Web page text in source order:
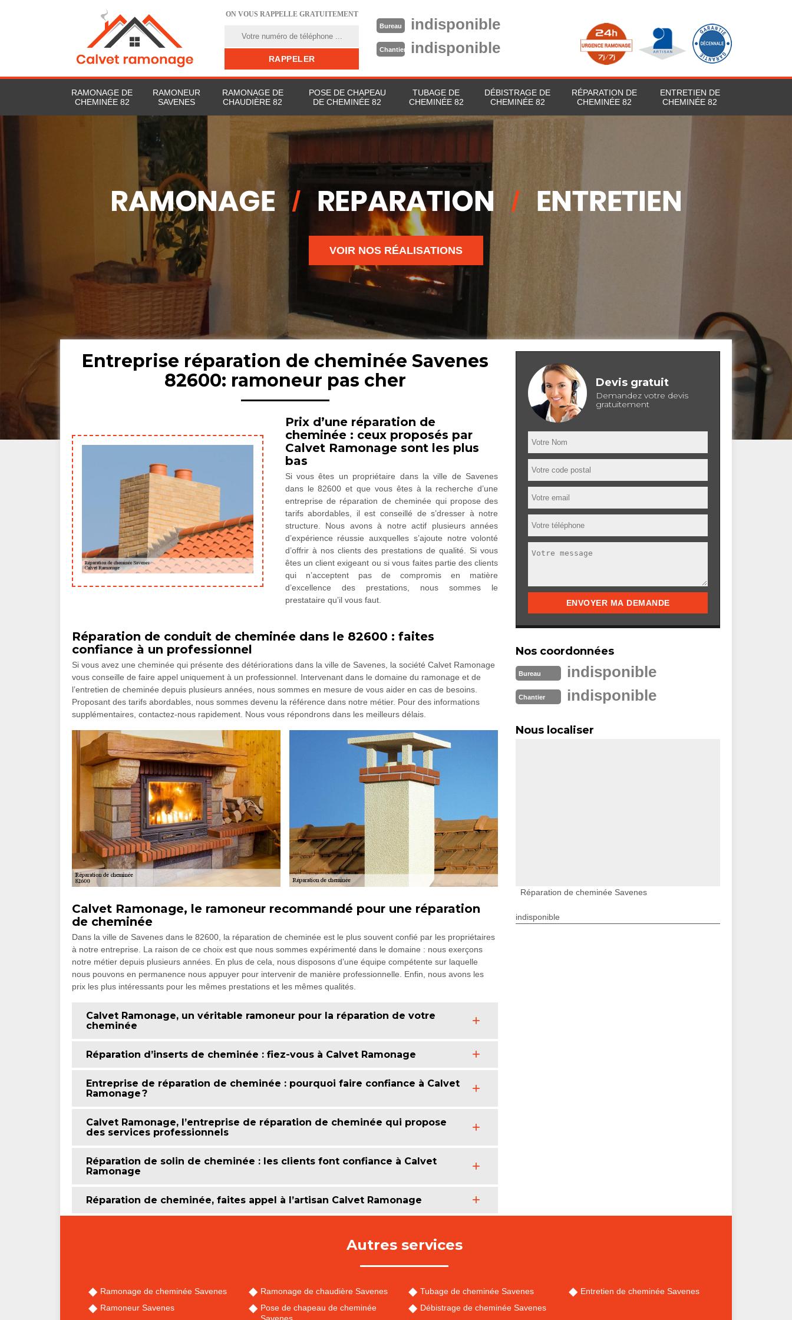
ON VOUS RAPPELLE GRATUITEMENT
Bureau indisponible
Chantier indisponible
RAMONAGE DE
CHEMINÉE 82
RAMONEUR
SAVENES
RAMONAGE DE
CHAUDIÈRE 82
POSE DE CHAPEAU
DE CHEMINÉE 82
TUBAGE DE
CHEMINÉE 82
DÉBISTRAGE DE
CHEMINÉE 82
RÉPARATION DE
CHEMINÉE 82
ENTRETIEN DE
CHEMINÉE 82
VOIR NOS RÉALISATIONS
Entreprise réparation de cheminée Savenes
82600: ramoneur pas cher
Prix d’une réparation de
cheminée : ceux proposés par
Calvet Ramonage sont les plus
bas
Si vous êtes un propriétaire dans la ville de Savenes
dans le 82600 et que vous êtes à la recherche d’une
entreprise de réparation de cheminée qui propose des
tarifs abordables, il est conseillé de s’dresser à notre
structure. Nous avons à notre actif plusieurs années
d’expérience réussie auxquelles s’ajoute notre volonté
d’offrir à nos clients des prestations de qualité. Si vous
êtes un client exigeant ou si vous faites partie des clients
qui n’acceptent pas de compromis en matière
d’excellence des prestations, nous sommes le
prestataire qu’il vous faut.
Réparation de conduit de cheminée dans le 82600 : faites
confiance à un professionnel
Si vous avez une cheminée qui présente des détériorations dans la ville de Savenes, la société Calvet Ramonage
vous conseille de faire appel uniquement à un professionnel. Intervenant dans le domaine du ramonage et de
l’entretien de cheminée depuis plusieurs années, nous sommes en mesure de vous aider en cas de besoins.
Proposant des tarifs abordables, nous sommes devenu la référence dans notre métier. Pour des informations
supplémentaires, contactez-nous rapidement. Nous vous répondrons dans les meilleurs délais.
Calvet Ramonage, le ramoneur recommandé pour une réparation
de cheminée
Dans la ville de Savenes dans le 82600, la réparation de cheminée est le plus souvent confié par les propriétaires
à notre entreprise. La raison de ce choix est que nous sommes expérimenté dans le domaine : nous exerçons
notre métier depuis plusieurs années. En plus de cela, nous disposons d’une équipe compétente sur laquelle
nous pouvons en permanence nous appuyer pour intervenir de manière professionnelle. Enfin, nous avons les
prix les plus intéressants pour les mêmes prestations et les mêmes qualités.
Calvet Ramonage, un véritable ramoneur pour la réparation de votre
cheminée
Réparation d’inserts de cheminée : fiez-vous à Calvet Ramonage
Entreprise de réparation de cheminée : pourquoi faire confiance à Calvet
Ramonage ?
Calvet Ramonage, l’entreprise de réparation de cheminée qui propose
des services professionnels
Réparation de solin de cheminée : les clients font confiance à Calvet
Ramonage
Réparation de cheminée, faites appel à l’artisan Calvet Ramonage
Devis gratuit
Demandez votre devis
gratuitement
Nos coordonnées
Bureau indisponible
Chantier indisponible
Nous localiser
Réparation de cheminée Savenes
indisponible
Autres services
Ramonage de cheminée Savenes
Ramoneur Savenes
Ramonage de chaudière Savenes
Pose de chapeau de cheminée
Tubage de cheminée Savenes
Débistrage de cheminée Savenes
Entretien de cheminée Savenes